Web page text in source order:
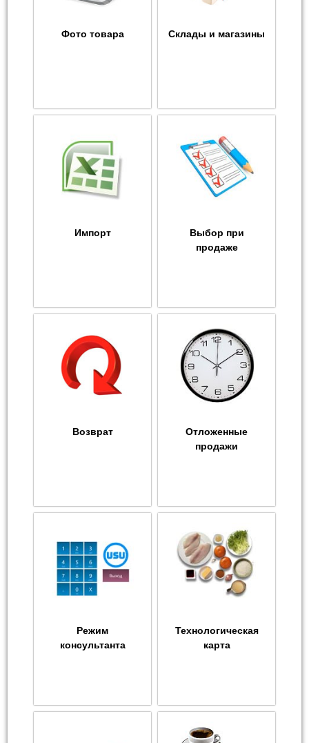
Фото товара Склады и магазины
Импорт
Выбор при
продаже
Возврат
Отложенные
продажи
Режим
консультанта
Технологическая
карта